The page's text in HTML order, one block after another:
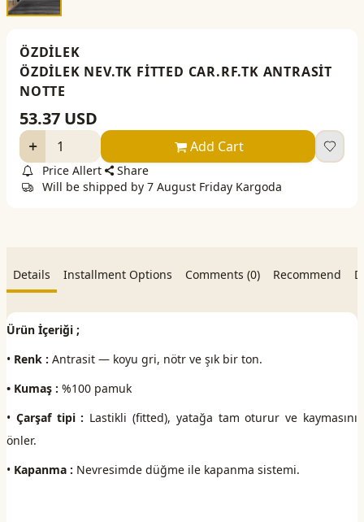
ÖZDİLEK
ÖZDİLEK NEV.TK FİTTED CAR.RF.TK ANTRASİT
NOTTE
53.37 USD
Add Cart
Price Allert
Share
Will be shipped by 7 August Friday Kargoda
Details Installment Options Comments (0) Recommend
Ürün İçeriği ;
• Renk : Antrasit — koyu gri, nötr ve şık bir ton.
• Kumaş : %100 pamuk
• Çarşaf tipi : Lastikli (fitted), yatağa tam oturur ve kaymasını
önler.
• Kapanma : Nevresimde düğme ile kapanma sistemi.